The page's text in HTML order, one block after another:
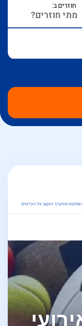
חוזרים ב: